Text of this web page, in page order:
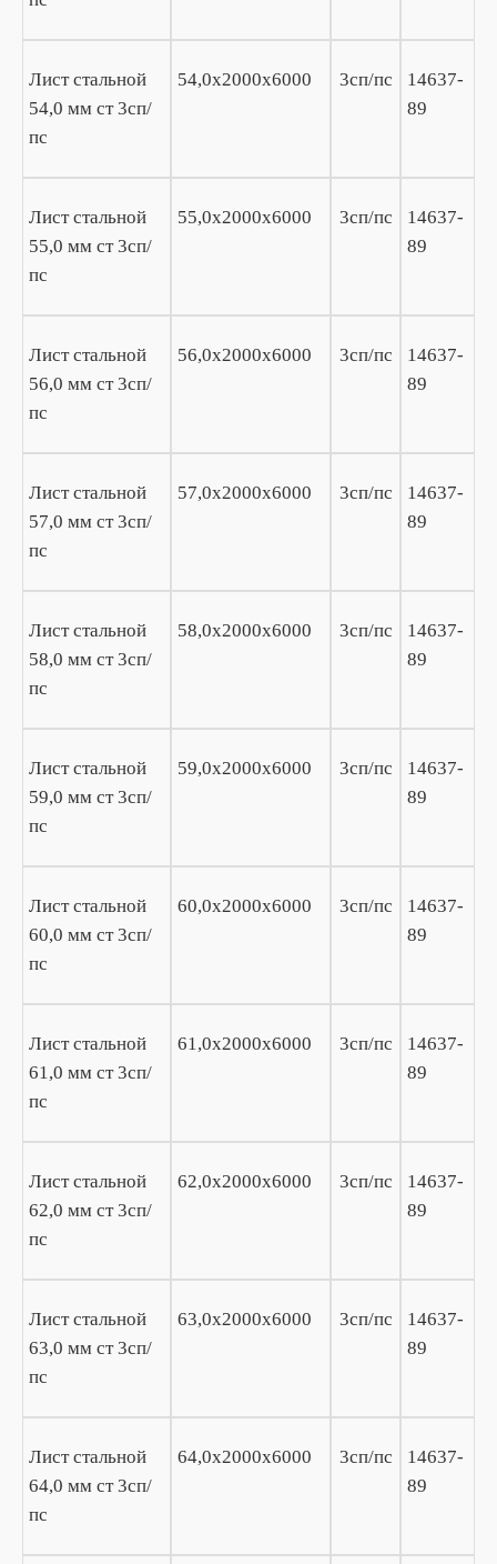
Лист стальной
54,0 мм ст 3сп/
пс
54,0х2000х6000 3сп/пс
14637-
89
Лист стальной
55,0 мм ст 3сп/
пс
55,0х2000х6000 3сп/пс
14637-
89
Лист стальной
56,0 мм ст 3сп/
пс
56,0х2000х6000 3сп/пс
14637-
89
Лист стальной
57,0 мм ст 3сп/
пс
57,0х2000х6000 3сп/пс
14637-
89
Лист стальной
58,0 мм ст 3сп/
пс
58,0х2000х6000 3сп/пс
14637-
89
Лист стальной
59,0 мм ст 3сп/
пс
59,0х2000х6000 3сп/пс
14637-
89
Лист стальной
60,0 мм ст 3сп/
пс
60,0х2000х6000 3сп/пс
14637-
89
Лист стальной
61,0 мм ст 3сп/
пс
61,0х2000х6000 3сп/пс
14637-
89
Лист стальной
62,0 мм ст 3сп/
пс
62,0х2000х6000 3сп/пс
14637-
89
Лист стальной
63,0 мм ст 3сп/
пс
63,0х2000х6000 3сп/пс
14637-
89
Лист стальной
64,0 мм ст 3сп/
пс
64,0х2000х6000 3сп/пс
14637-
89